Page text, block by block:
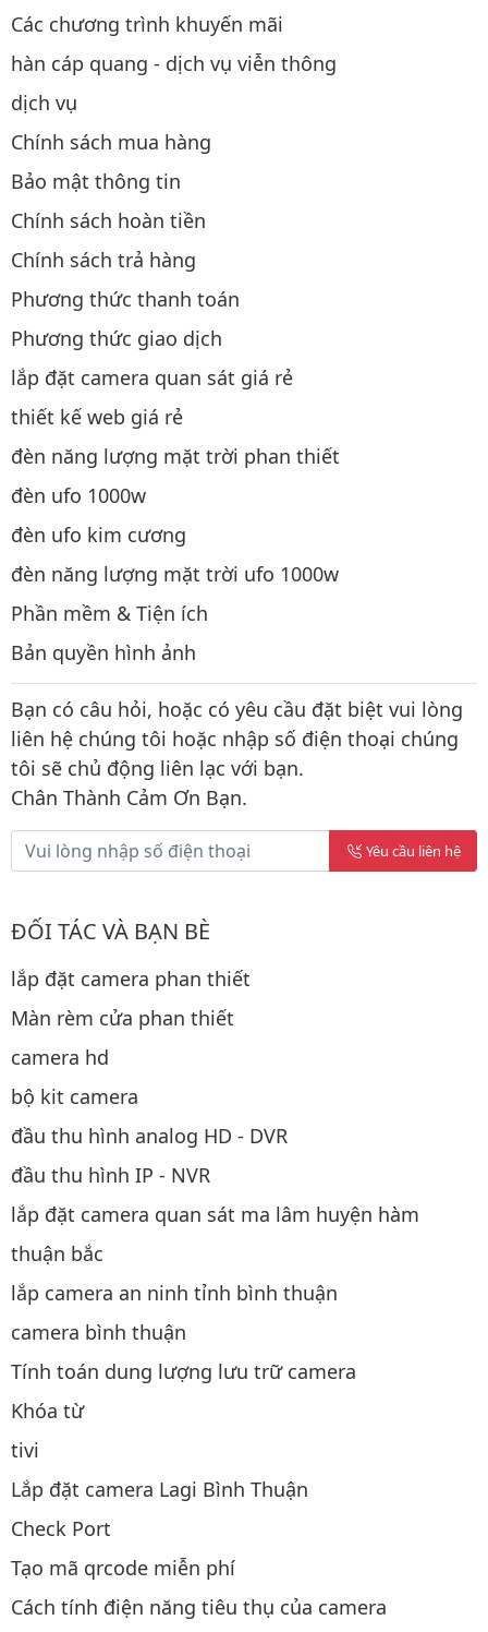
Các chương trình khuyến mãi
hàn cáp quang - dịch vụ viễn thông
dịch vụ
Chính sách mua hàng
Bảo mật thông tin
Chính sách hoàn tiền
Chính sách trả hàng
Phương thức thanh toán
Phương thức giao dịch
lắp đặt camera quan sát giá rẻ
thiết kế web giá rẻ
đèn năng lượng mặt trời phan thiết
đèn ufo 1000w
đèn ufo kim cương
đèn năng lượng mặt trời ufo 1000w
Phần mềm & Tiện ích
Bản quyền hình ảnh
Bạn có câu hỏi, hoặc có yêu cầu đặt biệt vui lòng
liên hệ chúng tôi hoặc nhập số điện thoại chúng
tôi sẽ chủ động liên lạc với bạn.
Chân Thành Cảm Ơn Bạn.
Yêu cầu liên hệ
ĐỐI TÁC VÀ BẠN BÈ
lắp đặt camera phan thiết
Màn rèm cửa phan thiết
camera hd
bộ kit camera
đầu thu hình analog HD - DVR
đầu thu hình IP - NVR
lắp đặt camera quan sát ma lâm huyện hàm
thuận bắc
lắp camera an ninh tỉnh bình thuận
camera bình thuận
Tính toán dung lượng lưu trữ camera
Khóa từ
tivi
Lắp đặt camera Lagi Bình Thuận
Check Port
Tạo mã qrcode miễn phí
Cách tính điện năng tiêu thụ của camera